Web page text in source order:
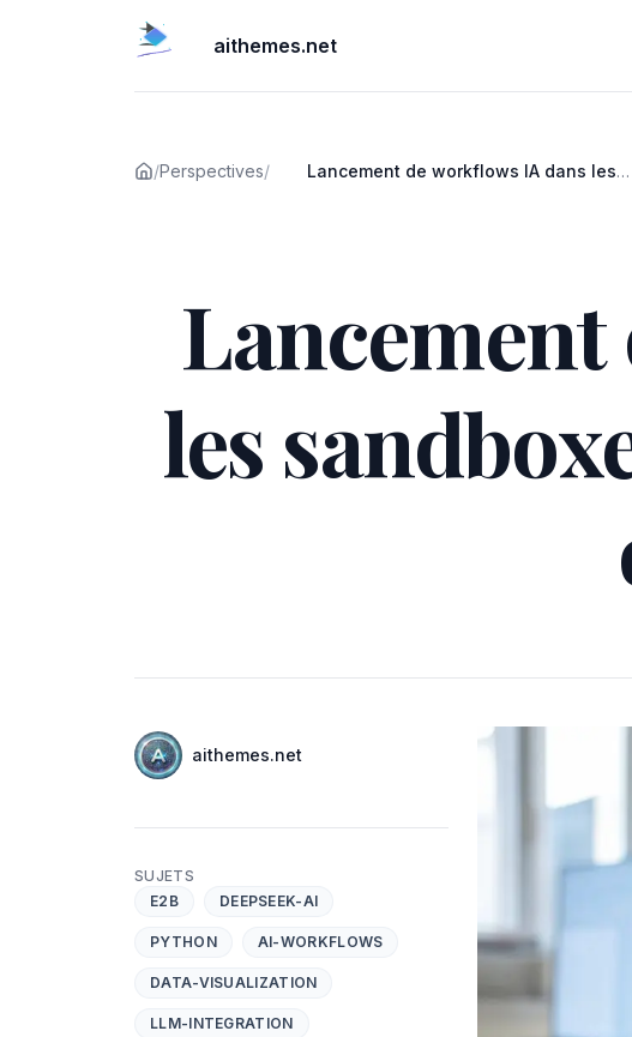
aithemes.net
/Perspectives/
Lancement de workflows IA dans les
les
AuteursNom
aithemes.net
SUJETS
E2B
DEEPSEEK-AI
PYTHON AI-WORKFLOWS
DATA-VISUALIZATION
LLM-INTEGRATION